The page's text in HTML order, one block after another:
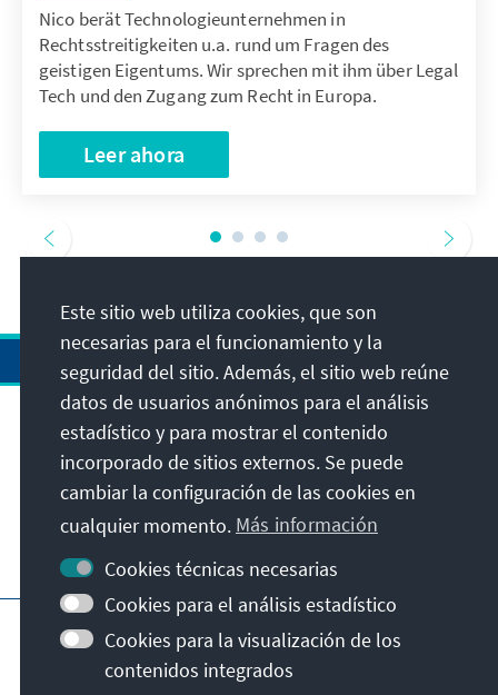
Nico berät Technologieunternehmen in
Rechtsstreitigkeiten u.a. rund um Fragen des
geistigen Eigentums. Wir sprechen mit ihm über Legal
Tech und den Zugang zum Recht in Europa.
Leer ahora
Dirección
Contacto
Visita también
Página principal de la KAS
Protección de datos
Condiciones de uso
Declaración sobre accesibilidad
Este sitio web utiliza cookies, que son
necesarias para el funcionamiento y la
seguridad del sitio. Además, el sitio web reúne
datos de usuarios anónimos para el análisis
estadístico y para mostrar el contenido
incorporado de sitios externos. Se puede
cambiar la configuración de las cookies en
cualquier momento. Más información
Cookies técnicas necesarias
Cookies para el análisis estadístico
Cookies para la visualización de los
contenidos integrados